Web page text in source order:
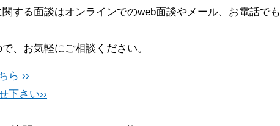
する面談はオンラインでのweb面談やメール、お電話でも
、お気軽にご相談ください。
ら ››
下さい››